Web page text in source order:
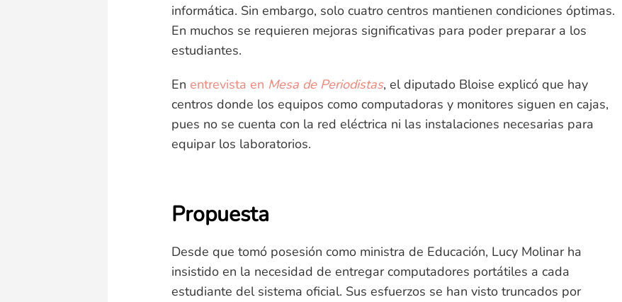
informática. Sin embargo, solo cuatro centros mantienen condiciones óptimas.
En muchos se requieren mejoras significativas para poder preparar a los
estudiantes.
En entrevista en Mesa de Periodistas, el diputado Bloise explicó que hay
centros donde los equipos como computadoras y monitores siguen en cajas,
pues no se cuenta con la red eléctrica ni las instalaciones necesarias para
equipar los laboratorios.
Propuesta
Desde que tomó posesión como ministra de Educación, Lucy Molinar ha
insistido en la necesidad de entregar computadores portátiles a cada
estudiante del sistema oficial. Sus esfuerzos se han visto truncados por